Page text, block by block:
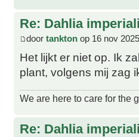
Re: Dahlia
door tankton op 16 nov
Het lijkt er niet op. Ik
plant, volgens mij zag
We are here to care for the
Re: Dahlia